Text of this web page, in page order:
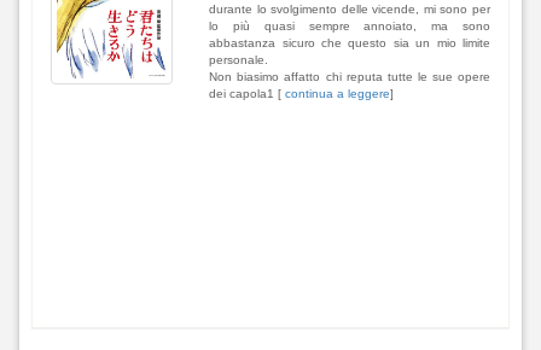
durante lo svolgimento delle vicende, mi sono per
lo più quasi sempre annoiato, ma sono
abbastanza sicuro che questo sia un mio limite
personale.
Non biasimo affatto chi reputa tutte le sue opere
dei capola1 [continua a leggere]